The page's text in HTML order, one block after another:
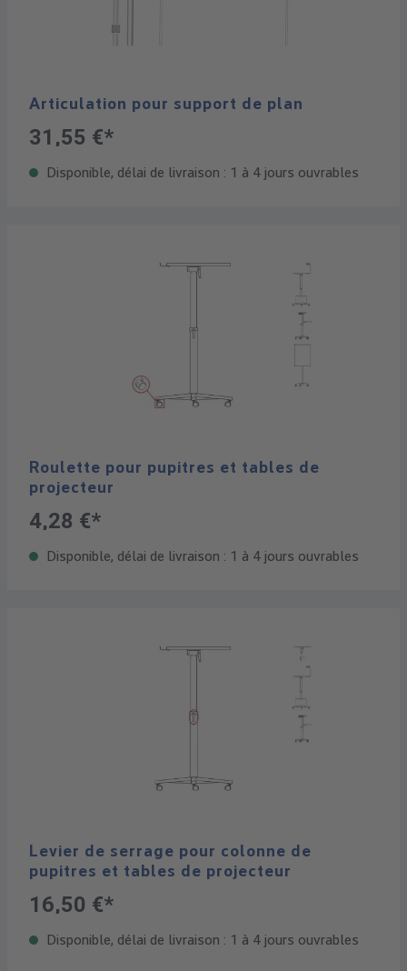
Articulation pour support de plan
31,55 €*
Disponible, délai de livraison : 1 à 4 jours ouvrables
Roulette pour pupitres et tables de
projecteur
4,28 €*
Disponible, délai de livraison : 1 à 4 jours ouvrables
Levier de serrage pour colonne de
pupitres et tables de projecteur
16,50 €*
Disponible, délai de livraison : 1 à 4 jours ouvrables